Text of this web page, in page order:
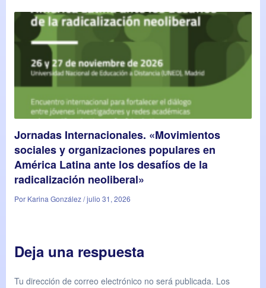
Jornadas Internacionales. «Movimientos
sociales y organizaciones populares en
América Latina ante los desafíos de la
radicalización neoliberal»
Por Karina González / julio 31, 2026
Deja una respuesta
Tu dirección de correo electrónico no será publicada. Los